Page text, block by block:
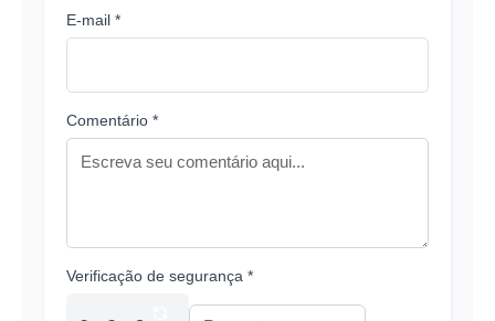
E-mail *
Comentário *
Verificação de segurança *